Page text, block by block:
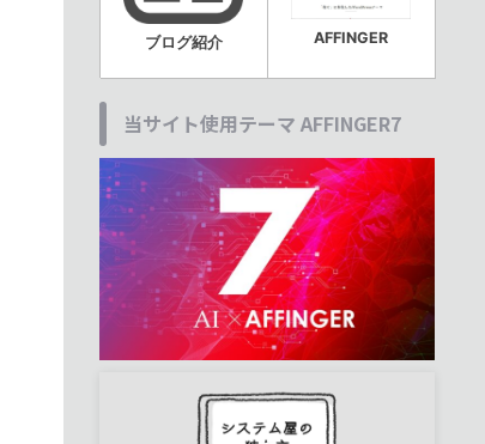
ブログ紹介 AFFINGER
当サイト使用テーマ AFFINGER7